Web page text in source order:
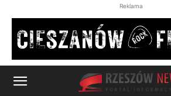
Reklama